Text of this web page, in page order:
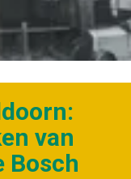
van
Bosch